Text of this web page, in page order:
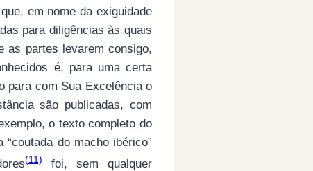
em nome da exiguidade
para diligências às quais
as partes levarem consigo,
é, para uma certa
para com Sua Excelência o
são publicadas, com
o texto completo do
do macho ibérico”
(11)foi, sem qualquer